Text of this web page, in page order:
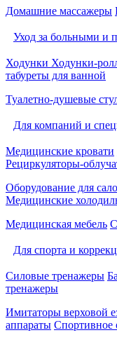
Домашние массажеры
Уход за больными и
Ходунки Ходунки-
табуреты для ванной
Туалетно-душевые
Для компаний и
Медицинские кровати
Рециркуляторы-
Оборудование для
Медицинские
Медицинская мебель
Для спорта и
Силовые тренажеры
тренажеры
Имитаторы верховой
аппараты Спортивное